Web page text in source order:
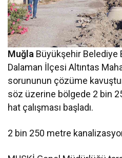
Muğla Büyükşehir Belediye
Dalaman İlçesi Altıntas
sorununun çözüme
söz üzerine bölgede 2 bin
hat çalışması başladı.
2 bin 250 metre